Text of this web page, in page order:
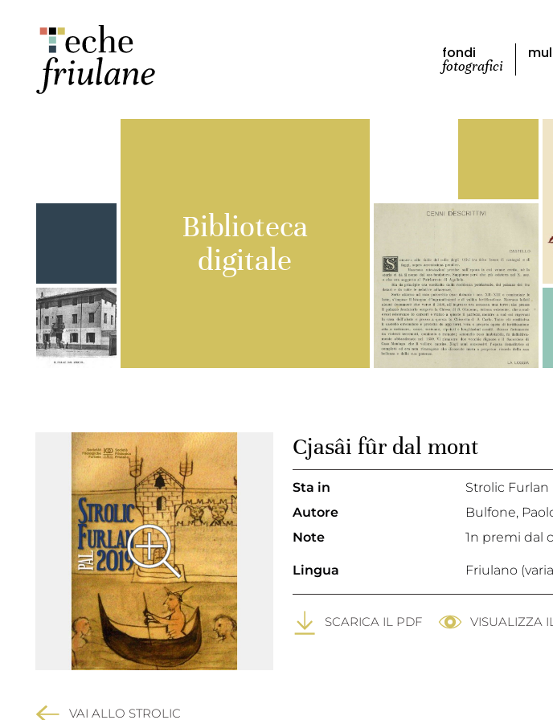
fondi
fotografici
Biblioteca
digitale
VAI ALLO STROLIC
Cjasâi fûr dal mont
Sta in Strolic Furlan
Autore
Bulfone,
Note
1n premi dal
Lingua Friulano
SCARICA IL PDF VISUALIZZA